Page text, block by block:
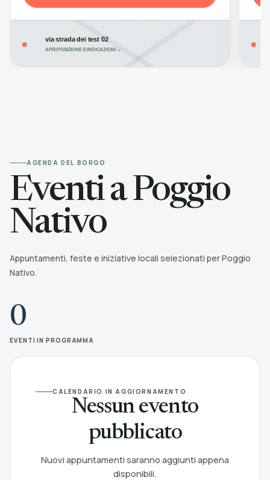
● via strada dei test 02
APRI POSIZIONE E INDICAZIONI → ●
AGENDA DEL BORGO
Eventi a Poggio
Nativo
Appuntamenti, feste e iniziative locali selezionati per Poggio
Nativo.
0
EVENTI IN PROGRAMMA
CALENDARIO IN AGGIORNAMENTO
Nessun evento
pubblicato
Nuovi appuntamenti saranno aggiunti appena
disponibili.